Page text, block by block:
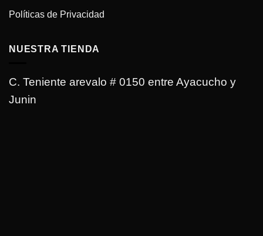
Políticas de Privacidad
NUESTRA TIENDA
C. Teniente arevalo # 0150 entre Ayacucho y
Junin